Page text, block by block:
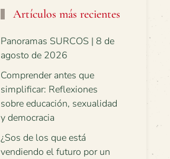
Artículos más recientes
Panoramas SURCOS | 8 de
agosto de 2026
Comprender antes que
simplificar: Reflexiones
sobre educación, sexualidad
y democracia
¿Sos de los que está
vendiendo el futuro por un